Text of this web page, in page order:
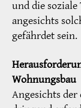
und die
angesichts
gefährdet sein.
Wohnungsbau
Angesichts